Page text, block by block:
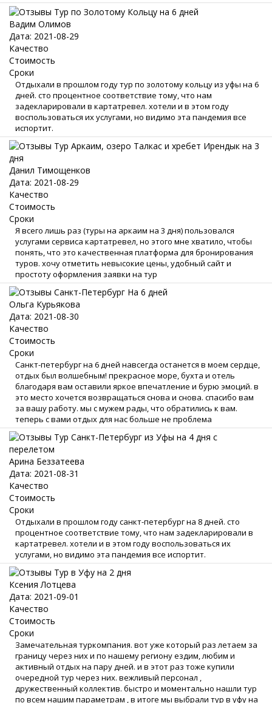
Вадим Олимов
Дата: 2021-08-29
Качество
Стоимость
Сроки
Отдыхали в прошлом году тур по золотому кольцу из уфы на 6
дней. сто процентное соответствие тому, что нам
задекларировали в картатревел. хотели и в этом году
воспользоваться их услугами, но видимо эта пандемия все
испортит.
Данил Тимощенков
Дата: 2021-08-29
Качество
Стоимость
Сроки
Я всего лишь раз (туры на аркаим на 3 дня) пользовался
услугами сервиса картатревел, но этого мне хватило, чтобы
понять, что это качественная платформа для бронирования
туров. хочу отметить невысокие цены, удобный сайт и
простоту оформления заявки на тур
Ольга Курьякова
Дата: 2021-08-30
Качество
Стоимость
Сроки
Санкт-петербург на 6 дней навсегда останется в моем сердце,
отдых был волшебным! прекрасное море, бухта и отель
благодаря вам оставили яркое впечатление и бурю эмоций. в
это место хочется возвращаться снова и снова. спасибо вам
за вашу работу. мы с мужем рады, что обратились к вам.
теперь с вами отдых для нас больше не проблема
Арина Беззатеева
Дата: 2021-08-31
Качество
Стоимость
Сроки
Отдыхали в прошлом году санкт-петербург на 8 дней. сто
процентное соответствие тому, что нам задекларировали в
картатревел. хотели и в этом году воспользоваться их
услугами, но видимо эта пандемия все испортит.
Ксения Лотцева
Дата: 2021-09-01
Качество
Стоимость
Сроки
Замечательная туркомпания. вот уже который раз летаем за
границу через них и по нашему региону ездим, любим и
активный отдых на пару дней. и в этот раз тоже купили
очередной тур через них. вежливый персонал ,
дружественный коллектив. быстро и моментально нашли тур
по всем нашим параметрам , в итоге мы выбрали тур в уфу на